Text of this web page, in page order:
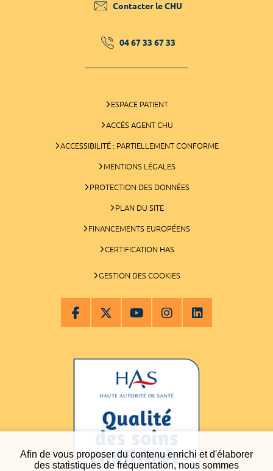
Afin de vous proposer du contenu enrichi et d'élaborer
des statistiques de fréquentation, nous sommes
Contacter le CHU
04 67 33 67 33
ESPACE PATIENT
ACCÈS AGENT CHU
ACCESSIBILITÉ : PARTIELLEMENT CONFORME
MENTIONS LÉGALES
PROTECTION DES DONNÉES
PLAN DU SITE
FINANCEMENTS EUROPÉENS
CERTIFICATION HAS
GESTION DES COOKIES